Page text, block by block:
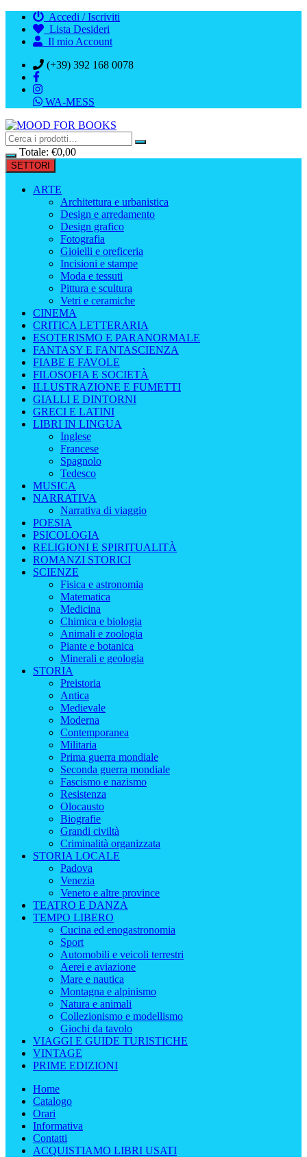
contenuto
Accedi / Iscriviti
Lista Desideri
Il mio Account
(+39) 392 168 0078
WA-MESS
Totale: €0,00
SETTORI
ARTE
Architettura e urbanistica
Design e arredamento
Design grafico
Fotografia
Gioielli e oreficeria
Incisioni e stampe
Moda e tessuti
Pittura e scultura
Vetri e ceramiche
CINEMA
CRITICA LETTERARIA
ESOTERISMO E PARANORMALE
FANTASY E FANTASCIENZA
FIABE E FAVOLE
FILOSOFIA E SOCIETÀ
ILLUSTRAZIONE E FUMETTI
GIALLI E DINTORNI
GRECI E LATINI
LIBRI IN LINGUA
Inglese
Francese
Spagnolo
Tedesco
MUSICA
NARRATIVA
Narrativa di viaggio
POESIA
PSICOLOGIA
RELIGIONI E SPIRITUALITÀ
ROMANZI STORICI
SCIENZE
Fisica e astronomia
Matematica
Medicina
Chimica e biologia
Animali e zoologia
Piante e botanica
Minerali e geologia
STORIA
Preistoria
Antica
Medievale
Moderna
Contemporanea
Militaria
Prima guerra mondiale
Seconda guerra mondiale
Fascismo e nazismo
Resistenza
Olocausto
Biografie
Grandi civiltà
Criminalità organizzata
STORIA LOCALE
Padova
Venezia
Veneto e altre province
TEATRO E DANZA
TEMPO LIBERO
Cucina ed enogastronomia
Sport
Automobili e veicoli terrestri
Aerei e aviazione
Mare e nautica
Montagna e alpinismo
Natura e animali
Collezionismo e modellismo
Giochi da tavolo
VIAGGI E GUIDE TURISTICHE
VINTAGE
PRIME EDIZIONI
Home
Catalogo
Orari
Informativa
Contatti
ACQUISTIAMO LIBRI USATI